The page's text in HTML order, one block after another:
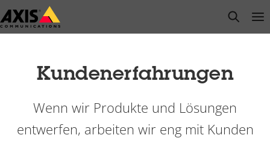
Zum
Hauptinhalt
open
Kundenerfahrungen
Wenn wir Produkte und Lösungen
entwerfen, arbeiten wir eng mit Kunden